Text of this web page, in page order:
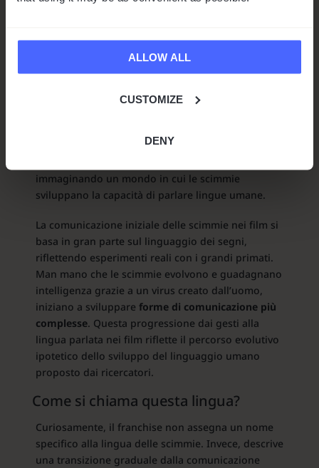
ALLOW ALL
CUSTOMIZE
DENY
2017), le scimmie usano una combinazione di
inglese in forma orale per comunicare.
mondo reale di cui abbiamo discusso, come l’uso
immaginando un mondo in cui le scimmie
sviluppano la capacità di parlare lingue umane.
La comunicazione iniziale delle scimmie nei film si
basa in gran parte sul linguaggio dei segni,
riflettendo esperimenti reali con i grandi primati.
Man mano che le scimmie evolvono e guadagnano
intelligenza grazie a un virus creato dall’uomo,
iniziano a sviluppare forme di comunicazione più
complesse. Questa progressione dai gesti alla
lingua parlata nei film riflette il percorso evolutivo
ipotetico dello sviluppo del linguaggio umano
proposto dai ricercatori.
Come si chiama questa lingua?
Curiosamente, il franchise non assegna un nome
specifico alla lingua delle scimmie. Invece, descrive
una transizione graduale dalla comunicazione